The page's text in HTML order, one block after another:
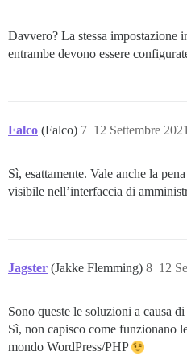
Davvero? La stessa impostazione
entrambe devono essere
Falco (Falco) 12 Settembre
7
Sì, esattamente. Vale anche la
visibile nell’interfaccia di
Jagster (Jakke Flemming) 12
8
Sono queste le soluzioni a causa
Sì, non capisco come funzionano
mondo WordPress/PHP